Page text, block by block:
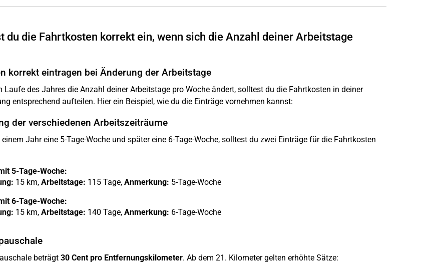
du die Fahrtkosten korrekt ein, wenn sich die Anzahl deiner Arbeitstage
korrekt eintragen bei Änderung der Arbeitstage
Laufe des Jahres die Anzahl deiner Arbeitstage pro Woche ändert, solltest du die Fahrtkosten in deiner
entsprechend aufteilen. Hier ein Beispiel, wie du die Einträge vornehmen kannst:
der verschiedenen Arbeitszeiträume
Jahr eine 5-Tage-Woche und später eine 6-Tage-Woche, solltest du zwei Einträge für die Fahrtkosten
5-Tage-Woche:
15 km, Arbeitstage: 115 Tage, Anmerkung: 5-Tage-Woche
6-Tage-Woche:
15 km, Arbeitstage: 140 Tage, Anmerkung: 6-Tage-Woche
beträgt 30 Cent pro Entfernungskilometer. Ab dem 21. Kilometer gelten erhöhte Sätze: